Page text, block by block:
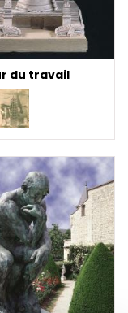
du travail